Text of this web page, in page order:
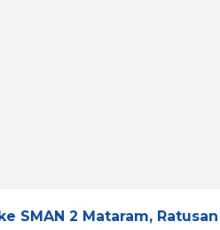
SMAN 2 Mataram, Ratusan